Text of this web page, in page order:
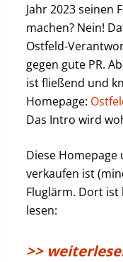
Jahr 2023 seinen
machen? Nein!
Ostfeld-
gegen gute PR.
ist fließend und
Homepage:
Das Intro wird
Diese
verkaufen ist
Fluglärm. Dort ist
lesen:
>>